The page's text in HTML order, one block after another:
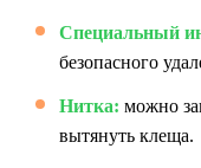
Специальный
безопасного
Нитка: можно
вытянуть клеща.